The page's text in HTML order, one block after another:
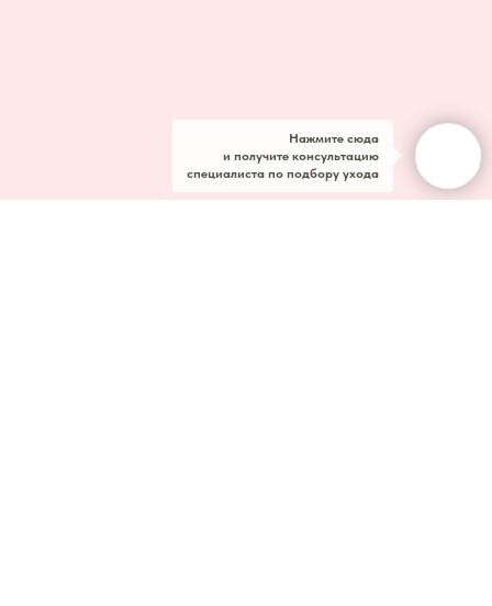
Нажмите сюда
и получите консультацию
специалиста по подбору ухода